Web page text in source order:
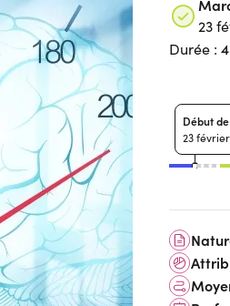
23
Durée :
Début
23